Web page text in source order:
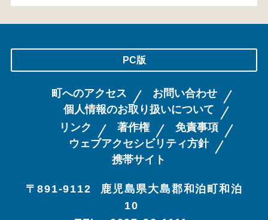
PC版
町へのアクセス
お問い合わせ
個人情報のお取り扱いについて
リンク
著作権
免責事項
ウェブアクセシビリティ方針
携帯サイト
〒891-9112
鹿児島県大島郡和泊町和泊
10